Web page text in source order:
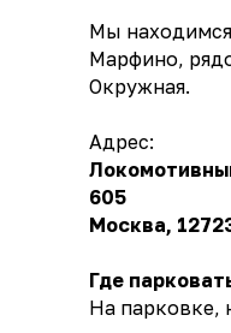
Мы
Марфино,
Окружная.
Адрес:
605
Москва,
Где
На парковке,